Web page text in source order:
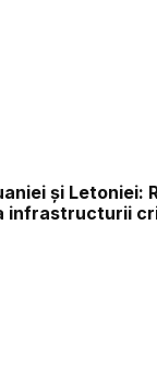
și Letoniei:
infrastructurii